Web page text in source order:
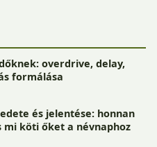
overdrive, delay,
formálása
és jelentése: honnan
mi köti őket a névnaphoz